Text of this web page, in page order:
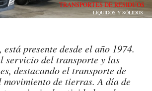
TRANSPORTES DE RESIDUOS
LÍQUIDOS Y SÓLIDOS
presente desde el año 1974.
servicio del transporte y las
destacando el transporte de
movimiento de tierras. A día de